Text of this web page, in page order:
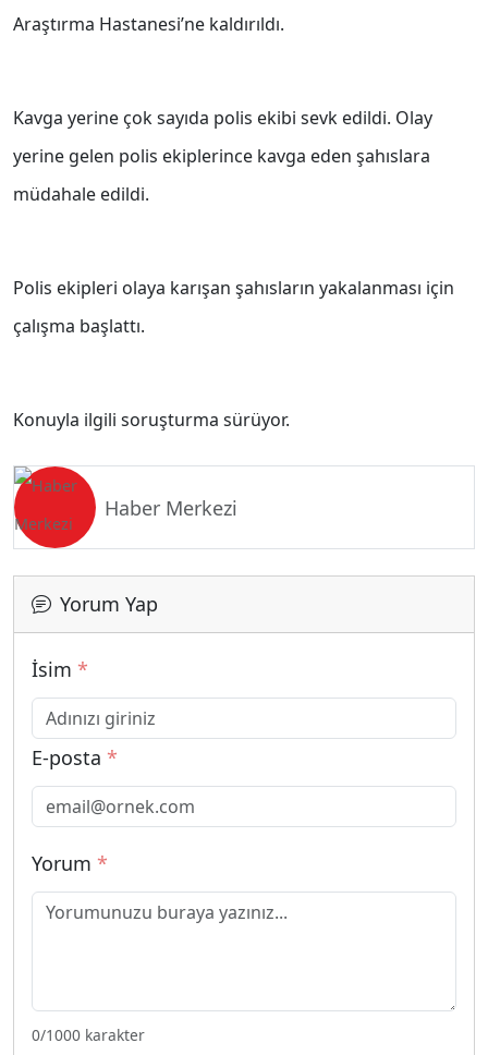
Araştırma Hastanesi’ne kaldırıldı.
Kavga yerine çok sayıda polis ekibi sevk edildi. Olay
yerine gelen polis ekiplerince kavga eden şahıslara
müdahale edildi.
Polis ekipleri olaya karışan şahısların yakalanması için
çalışma başlattı.
Konuyla ilgili soruşturma sürüyor.
Haber Merkezi
Yorum Yap
İsim *
E-posta *
Yorum *
0/1000 karakter